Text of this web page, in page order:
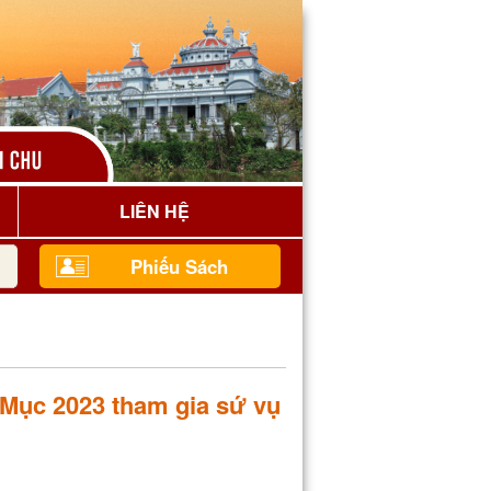
LIÊN HỆ
Phiếu Sách
2023 tham gia sứ vụ